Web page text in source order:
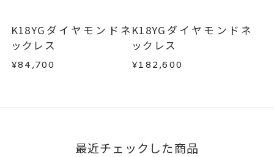
K18YGダイヤモンドネ
ックレス
¥84,700
K18YGダイヤモンドネ
ックレス
¥182,600
最近チェックした商品